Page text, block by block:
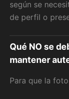
según se
de perfil o
Qué NO se
mantener
Para que la